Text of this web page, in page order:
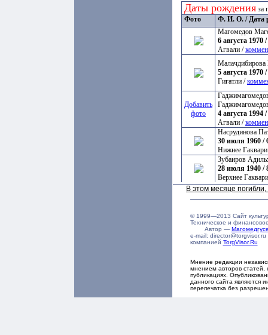
Даты рождения за
Фото
Ф. И. О. / Дата
Магомедов
6 августа 1970
Агвали /
5 августа 1970
Гигатли /
Добавить
фото
4 августа 1994
Агвали /
Насрудинова
30 июля 1960 /
Нижнее
Зубаиров
28 июля 1940 /
Верхнее
В этом месяце
© 1999—2013 Сайт
Техническое и
Автор —
e-mail:
компанией TorgVisor.Ru
Мнение редакции
мнением авторов статей,
публикациях.
данного сайта являются
перепечатка без